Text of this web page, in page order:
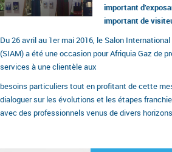
important
important de
Du 26 avril au 1er mai 2016, le Salon
(SIAM) a été une occasion pour Afriquia Gaz de
services à une clientèle aux
besoins particuliers tout en profitant de cette
dialoguer sur les évolutions et les étapes
avec des professionnels venus de divers horizons.